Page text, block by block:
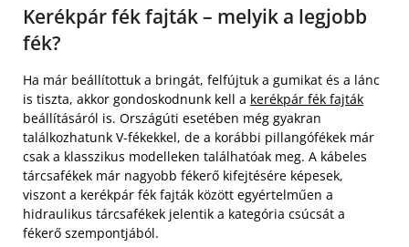
Kerékpár fék fajták – melyik a legjobb
fék?
Ha már beállítottuk a bringát, felfújtuk a gumikat és a lánc
is tiszta, akkor gondoskodnunk kell a kerékpár fék fajták
beállításáról is. Országúti esetében még gyakran
találkozhatunk V-fékekkel, de a korábbi pillangófékek már
csak a klasszikus modelleken találhatóak meg. A kábeles
tárcsafékek már nagyobb fékerő kifejtésére képesek,
viszont a kerékpár fék fajták között egyértelműen a
hidraulikus tárcsafékek jelentik a kategória csúcsát a
fékerő szempontjából.